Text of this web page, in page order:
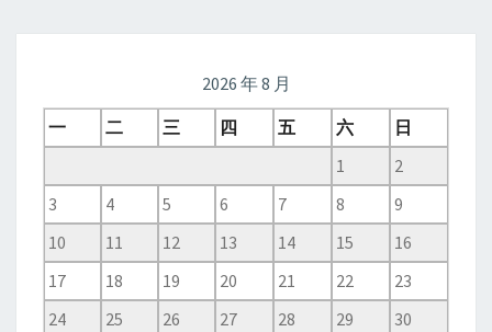
2026 年 8 月
一
二 三 四 五 六
日
1
2
3
4 5 6 7 8
9
10
11 12 13 14 15
16
17
18 19 20 21 22
23
24
25 26 27 28 29
30